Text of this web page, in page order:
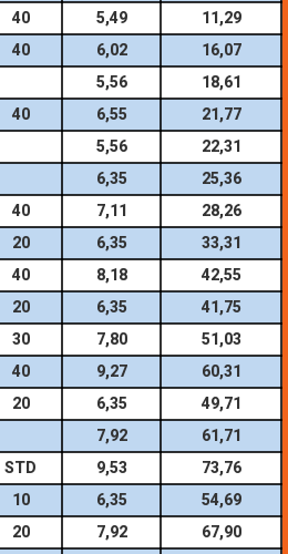
40 5,49
11,29
40 6,02
16,07
5,56
18,61
40 6,55
21,77
5,56
22,31
6,35
25,36
40 7,11
28,26
20 6,35
33,31
40 8,18
42,55
20 6,35
41,75
30 7,80
51,03
40 9,27
60,31
20 6,35
49,71
7,92
61,71
STD 9,53
73,76
10 6,35
54,69
20 7,92
67,90